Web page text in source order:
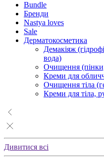
Bundle
Бренди
Nastya loves
Sale
Дерматокосметика
Демакіяж
вода)
Очищення
Креми для
Очищення тіла
Креми для тіла,
Дивитися всі